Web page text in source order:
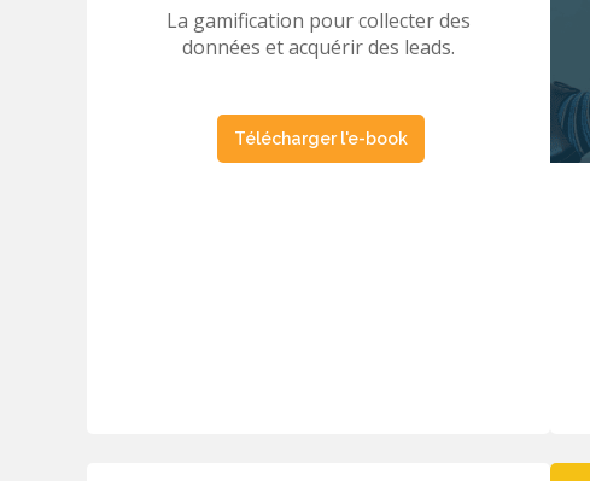
La gamification pour collecter des
données et acquérir des leads.
Télécharger l'e-book